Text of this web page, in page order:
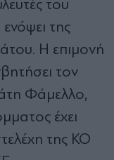
του
της
Η επιμονή
τον
Φάμελλο,
έχει
της ΚΟ